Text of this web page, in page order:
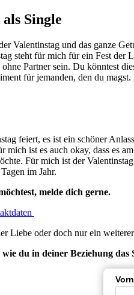
Single
Valentinstag und das ganze
steht für mich für ein Fest der
Partner sein. Du könntest
für jemanden, den du
feiert, es ist ein schöner
mich ist es auch okay, dass es
Für mich ist der
im Jahr.
melde dich gerne.
wie du in deiner Beziehung